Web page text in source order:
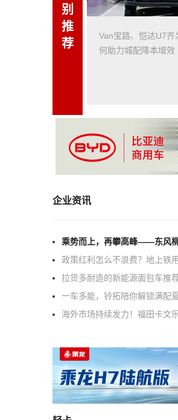
别
推
荐
Van宝路、恺达U7齐
何助力城配降本增效
企业资讯
乘势而上，再攀高峰——东风
政策红利怎么不浪费？地上铁
拉货多耐造的新能源面包车推
一车多能，铃拓陪你解锁满配
海外市场持续发力！福田卡文